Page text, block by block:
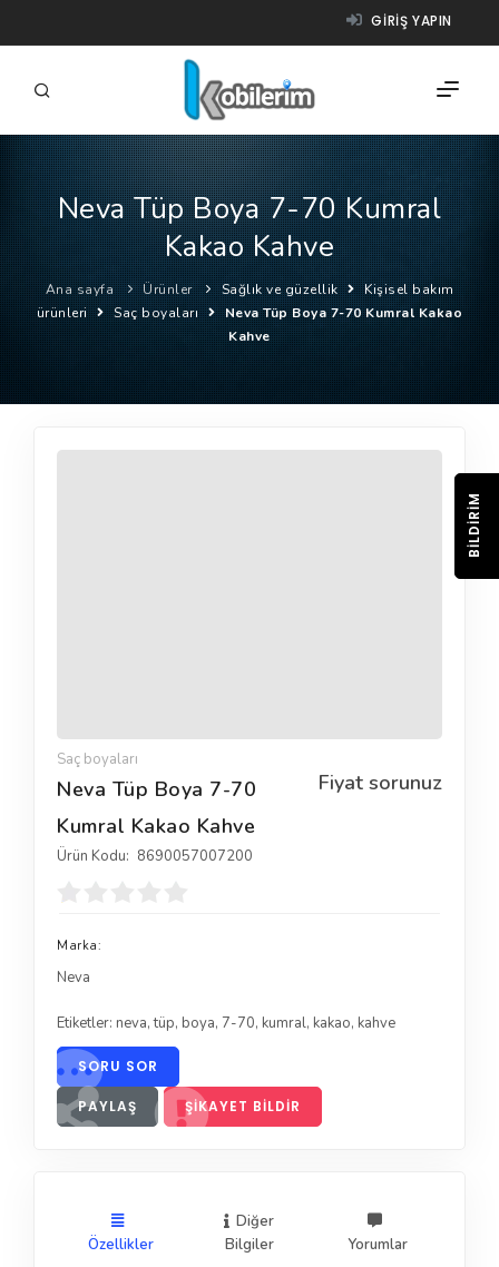
GIRIŞ YAPIN
FIRMALAR
ÜRÜNLER
NASIL ÇALIŞIR?
YARDIM
Neva Tüp Boya 7-70 Kumral
Kakao Kahve
Ana sayfa Ürünler Sağlık ve güzellik
Kişisel bakım
ürünleri
Saç boyaları
Neva Tüp Boya 7-70 Kumral Kakao
Kahve
Saç boyaları
Fiyat sorunuz
Neva Tüp Boya 7-70
Kumral Kakao Kahve
Ürün Kodu: 8690057007200
Marka:
Neva
Etiketler: neva,tüp, boya, 7-70, kumral, kakao, kahve
SORU SOR
PAYLAŞ ŞIKAYET BILDIR
Özellikler
Diğer
Bilgiler
Yorumlar
BILDIRIM